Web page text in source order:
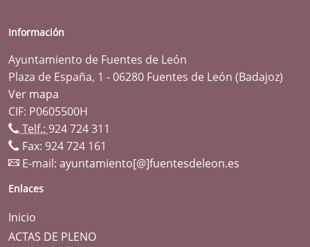
Información
Ayuntamiento de Fuentes de León
Plaza de España, 1 - 06280 Fuentes de León (Badajoz)
Ver mapa
CIF: P0605500H
Telf.: 924 724 311
Fax: 924 724 161
E-mail: ayuntamiento[@]fuentesdeleon.es
Enlaces
Inicio
ACTAS DE PLENO